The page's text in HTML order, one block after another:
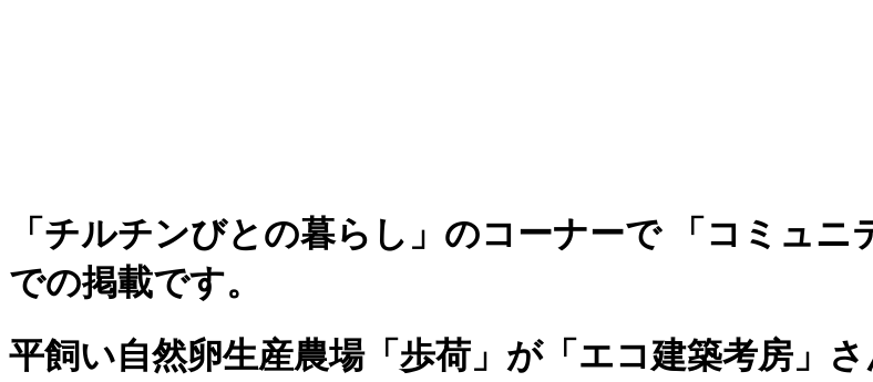
「チルチンびとの暮らし」のコーナーで 「コミュ
での掲載です。
平飼い自然卵生産農場「歩荷」が「エコ建築考房」